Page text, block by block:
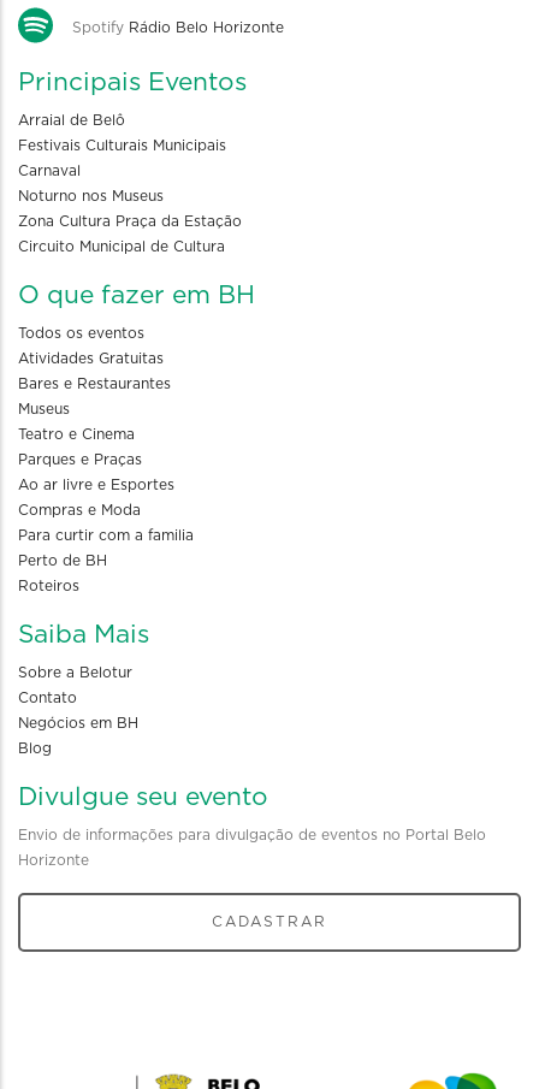
Spotify Rádio Belo Horizonte
Principais Eventos
Arraial de Belô
Festivais Culturais Municipais
Carnaval
Noturno nos Museus
Zona Cultura Praça da Estação
Circuito Municipal de Cultura
O que fazer em BH
Todos os eventos
Atividades Gratuitas
Bares e Restaurantes
Museus
Teatro e Cinema
Parques e Praças
Ao ar livre e Esportes
Compras e Moda
Para curtir com a familia
Perto de BH
Roteiros
Saiba Mais
Sobre a Belotur
Contato
Negócios em BH
Blog
Divulgue seu evento
Envio de informações para divulgação de eventos no Portal Belo
Horizonte
CADASTRAR